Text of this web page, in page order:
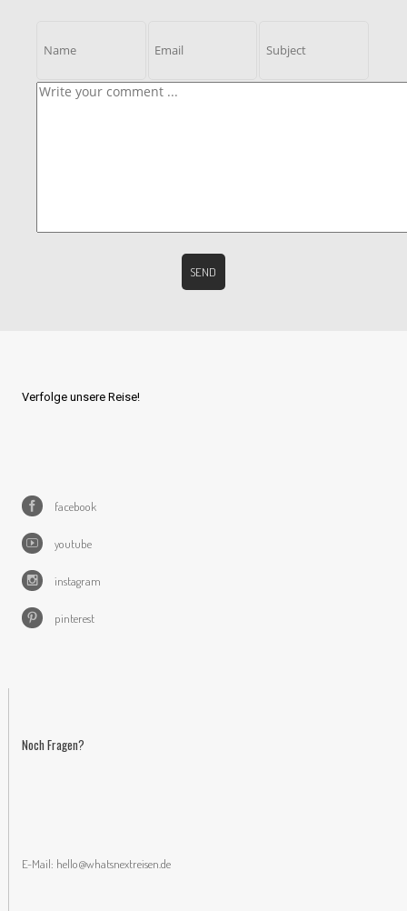
Verfolge unsere Reise!
facebook
youtube
instagram
pinterest
Noch Fragen?
E-Mail: hello@whatsnextreisen.de